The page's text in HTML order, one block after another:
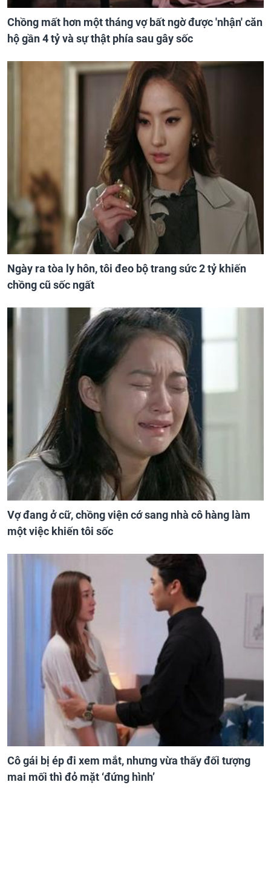
Chồng mất hơn một tháng vợ bất ngờ được 'nhận' căn
hộ gần 4 tỷ và sự thật phía sau gây sốc
Ngày ra tòa ly hôn, tôi đeo bộ trang sức 2 tỷ khiến
chồng cũ sốc ngất
Vợ đang ở cữ, chồng viện cớ sang nhà cô hàng làm
một việc khiến tôi sốc
Cô gái bị ép đi xem mắt, nhưng vừa thấy đối tượng
mai mối thì đỏ mặt ‘đứng hình’